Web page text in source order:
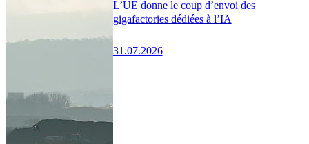
L’UE donne le coup d’envoi des
gigafactories dédiées à l’IA
31.07.2026